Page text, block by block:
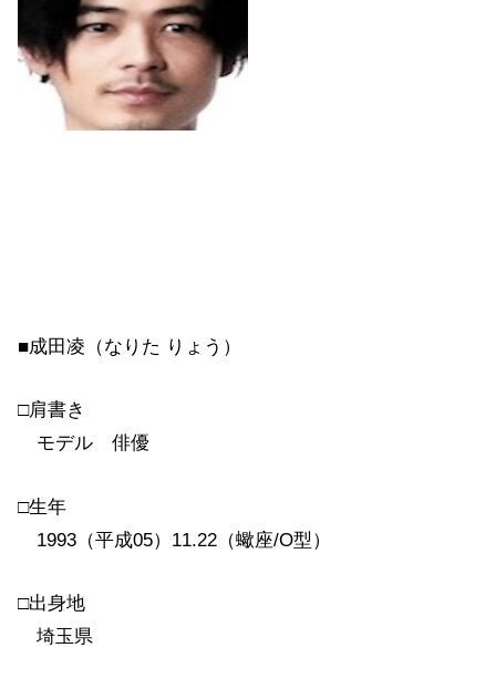
■成田凌（なりた りょう）
□肩書き
モデル 俳優
□生年
1993（平成05）11.22（蠍座/O型）
□出身地
埼玉県